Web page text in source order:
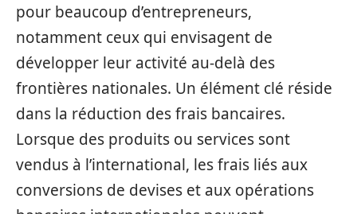
pour beaucoup d’entrepreneurs,
notamment ceux qui envisagent de
développer leur activité au-delà des
frontières nationales. Un élément clé réside
dans la réduction des frais bancaires.
Lorsque des produits ou services sont
vendus à l’international, les frais liés aux
conversions de devises et aux opérations